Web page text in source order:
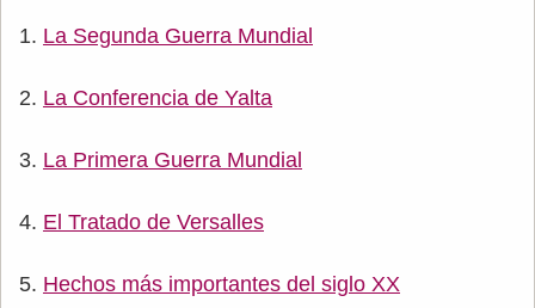
La Segunda Guerra Mundial
La Conferencia de Yalta
La Primera Guerra Mundial
El Tratado de Versalles
Hechos más importantes del siglo XX